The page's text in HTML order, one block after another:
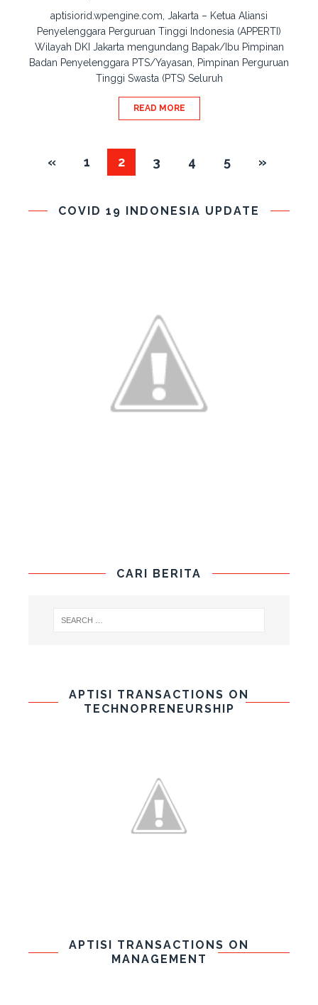
aptisiorid.wpengine.com, Jakarta – Ketua Aliansi
Penyelenggara Perguruan Tinggi Indonesia (APPERTI)
Wilayah DKI Jakarta mengundang Bapak/Ibu Pimpinan
Badan Penyelenggara PTS/Yayasan, Pimpinan Perguruan
Tinggi Swasta (PTS) Seluruh
READ MORE
« 1 2 3 4 5 »
COVID 19 INDONESIA UPDATE
CARI BERITA
APTISI TRANSACTIONS ON
TECHNOPRENEURSHIP
APTISI TRANSACTIONS ON
MANAGEMENT